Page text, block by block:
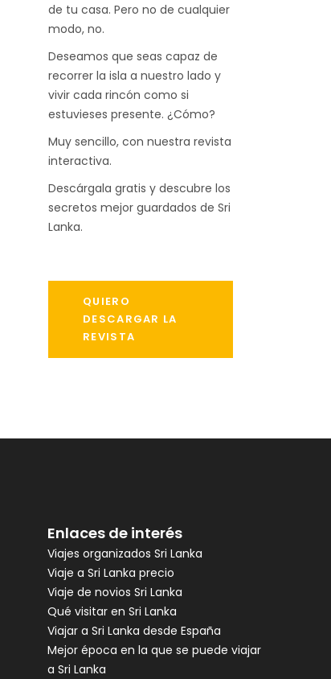
de tu casa. Pero no de cualquier
modo, no.
Deseamos que seas capaz de
recorrer la isla a nuestro lado y
vivir cada rincón como si
estuvieses presente. ¿Cómo?
Muy sencillo, con nuestra revista
interactiva.
Descárgala gratis y descubre los
secretos mejor guardados de Sri
Lanka.
QUIERO
DESCARGAR LA
REVISTA
Enlaces de interés
Viajes organizados Sri Lanka
Viaje a Sri Lanka precio
Viaje de novios Sri Lanka
Qué visitar en Sri Lanka
Viajar a Sri Lanka desde España
Mejor época en la que se puede viajar
a Sri Lanka